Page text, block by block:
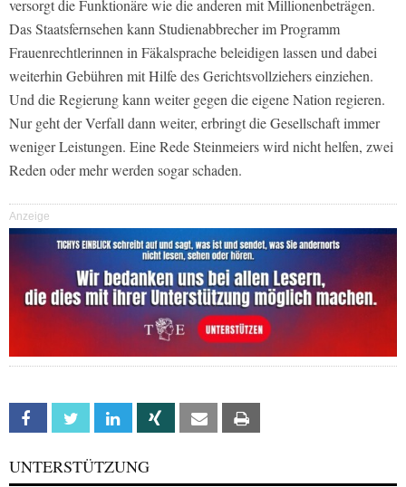
versorgt die Funktionäre wie die anderen mit Millionenbeträgen.
Das Staatsfernsehen kann Studienabbrecher im Programm
Frauenrechtlerinnen in Fäkalsprache beleidigen lassen und dabei
weiterhin Gebühren mit Hilfe des Gerichtsvollziehers einziehen.
Und die Regierung kann weiter gegen die eigene Nation regieren.
Nur geht der Verfall dann weiter, erbringt die Gesellschaft immer
weniger Leistungen. Eine Rede Steinmeiers wird nicht helfen, zwei
Reden oder mehr werden sogar schaden.
Anzeige
Facebook Twitter Linkedin Xing Email
UNTERSTÜTZUNG